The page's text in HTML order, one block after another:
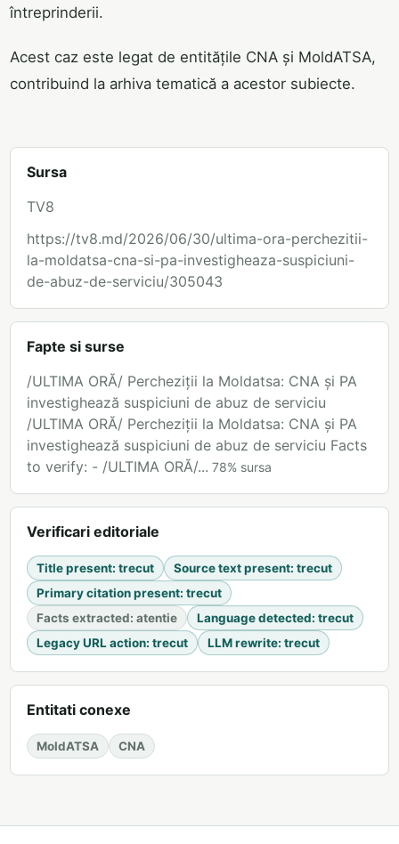
întreprinderii.
Acest caz este legat de entitățile CNA și MoldATSA,
contribuind la arhiva tematică a acestor subiecte.
Sursa
TV8
https://tv8.md/2026/06/30/ultima-ora-perchezitii-
la-moldatsa-cna-si-pa-investigheaza-suspiciuni-
de-abuz-de-serviciu/305043
Fapte si surse
/ULTIMA ORĂ/ Percheziții la Moldatsa: CNA și PA
investighează suspiciuni de abuz de serviciu
/ULTIMA ORĂ/ Percheziții la Moldatsa: CNA și PA
investighează suspiciuni de abuz de serviciu Facts
to verify: - /ULTIMA ORĂ/... 78% sursa
Verificari editoriale
Title present: trecut Source text present: trecut
Primary citation present: trecut
Facts extracted: atentie Language detected: trecut
Legacy URL action: trecut LLM rewrite: trecut
Entitati conexe
MoldATSA CNA